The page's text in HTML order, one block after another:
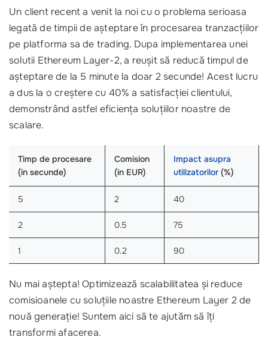
Un client recent a venit la noi cu o problema serioasa
legată de timpii de așteptare în procesarea tranzacțiilor
pe platforma sa de trading. Dupa implementarea unei
solutii Ethereum Layer-2, a reușit să reducă timpul de
așteptare de la 5 minute la doar 2 secunde! Acest lucru
a dus la o creștere cu 40% a satisfacției clientului,
demonstrând astfel eficiența soluțiilor noastre de
scalare.
Timp de procesare
(in secunde)
Comision
(in EUR)
Impact asupra
utilizatorilor(%)
5 2 40
2 0.5 75
1 0.2 90
Nu mai aștepta! Optimizează scalabilitatea și reduce
comisioanele cu soluțiile noastre Ethereum Layer 2 de
nouă generație! Suntem aici să te ajutăm să îți
transformi afacerea.